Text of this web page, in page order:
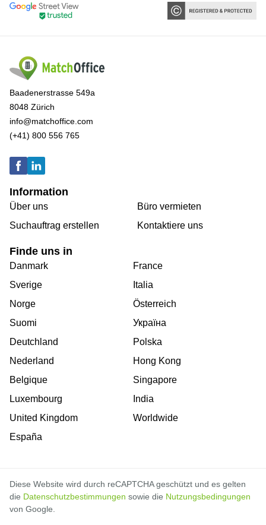
Baadenerstrasse 549a
8048 Zürich
info@matchoffice.com
(+41) 800 556 765
Information
Über uns
Suchauftrag erstellen
Büro vermieten
Kontaktiere uns
Finde uns in
Danmark
Sverige
Norge
Suomi
Deutchland
Nederland
Belgique
Luxembourg
United Kingdom
España
France
Italia
Österreich
Україна
Polska
Hong Kong
Singapore
India
Worldwide
Diese Website wird durch reCAPTCHA geschützt und es gelten
die Datenschutzbestimmungen sowie die Nutzungsbedingungen
von Google.